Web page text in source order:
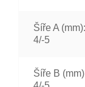
Šíře A
4/-5
Šíře B